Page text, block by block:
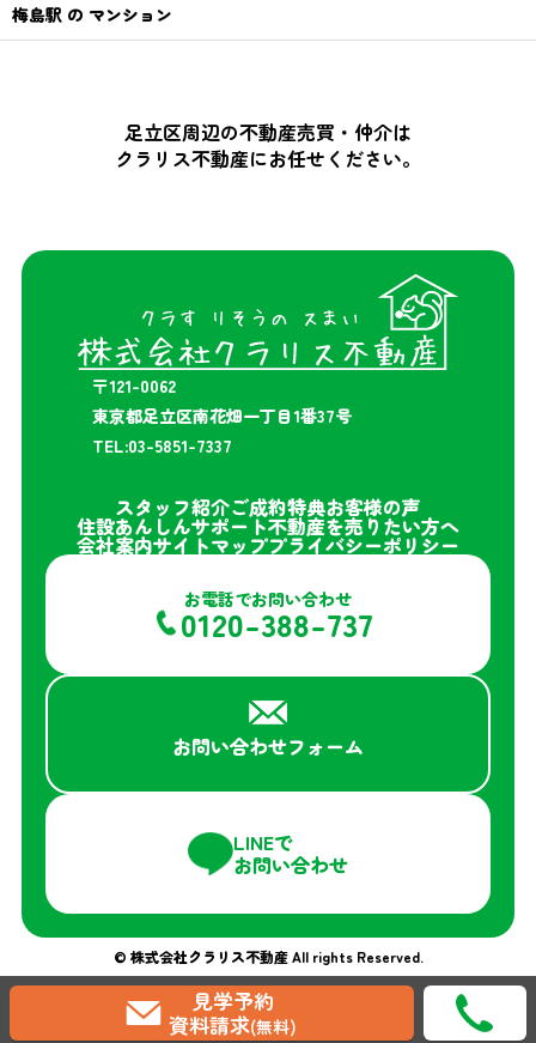
梅島駅 の マンション
足立区周辺の不動産売買・仲介は
クラリス不動産にお任せください。
〒121-0062
東京都足立区南花畑一丁目1番37号
TEL:03-5851-7337
スタッフ紹介ご成約特典お客様の声
住設あんしんサポート不動産を売りたい方へ
会社案内サイトマッププライバシーポリシー
お電話でお問い合わせ
0120-388-737
お問い合わせフォーム
LINEで
お問い合わせ
© 株式会社クラリス不動産 All rights Reserved.
見学予約
資料請求(無料)